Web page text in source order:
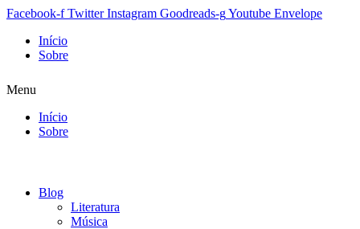
Facebook-f Twitter Instagram Goodreads-gYoutube Envelope
Início
Sobre
Menu
Início
Sobre
Blog
Literatura
Música